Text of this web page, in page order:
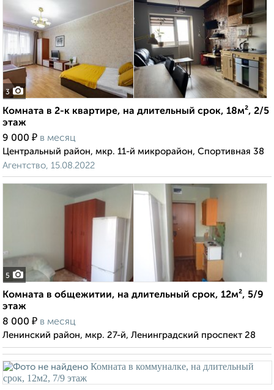
3
Комната в 2-к квартире, на длительный срок, 18м², 2/5
этаж
9 000 ₽ в месяц
Центральный район, мкр. 11-й микрорайон, Спортивная 38
Агентство, 15.08.2022
5
Комната в общежитии, на длительный срок, 12м², 5/9
этаж
8 000 ₽ в месяц
Ленинский район, мкр. 27-й, Ленинградский проспект 28